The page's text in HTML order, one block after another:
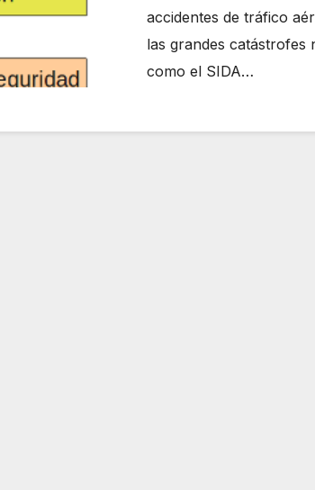
accidentes de tráfico
las grandes catástrofes
como el SIDA…